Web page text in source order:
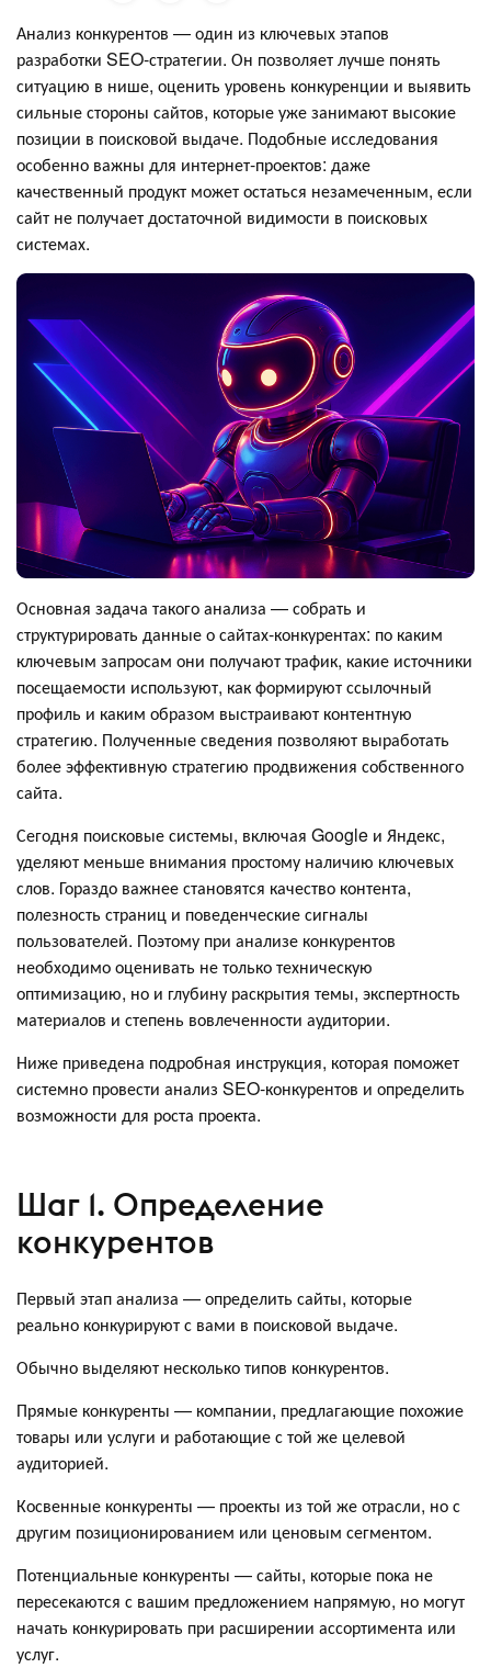
Анализ конкурентов — один из ключевых этапов
разработки SEO-стратегии. Он позволяет лучше понять
ситуацию в нише, оценить уровень конкуренции и выявить
сильные стороны сайтов, которые уже занимают высокие
позиции в поисковой выдаче. Подобные исследования
особенно важны для интернет-проектов: даже
качественный продукт может остаться незамеченным, если
сайт не получает достаточной видимости в поисковых
системах.
Основная задача такого анализа — собрать и
структурировать данные о сайтах-конкурентах: по каким
ключевым запросам они получают трафик, какие источники
посещаемости используют, как формируют ссылочный
профиль и каким образом выстраивают контентную
стратегию. Полученные сведения позволяют выработать
более эффективную стратегию продвижения собственного
сайта.
Сегодня поисковые системы, включая Google и Яндекс,
уделяют меньше внимания простому наличию ключевых
слов. Гораздо важнее становятся качество контента,
полезность страниц и поведенческие сигналы
пользователей. Поэтому при анализе конкурентов
необходимо оценивать не только техническую
оптимизацию, но и глубину раскрытия темы, экспертность
материалов и степень вовлеченности аудитории.
Ниже приведена подробная инструкция, которая поможет
системно провести анализ SEO-конкурентов и определить
возможности для роста проекта.
Шаг 1. Определение
конкурентов
Первый этап анализа — определить сайты, которые
реально конкурируют с вами в поисковой выдаче.
Обычно выделяют несколько типов конкурентов.
Прямые конкуренты — компании, предлагающие похожие
товары или услуги и работающие с той же целевой
аудиторией.
Косвенные конкуренты — проекты из той же отрасли, но с
другим позиционированием или ценовым сегментом.
Потенциальные конкуренты — сайты, которые пока не
пересекаются с вашим предложением напрямую, но могут
начать конкурировать при расширении ассортимента или
услуг.